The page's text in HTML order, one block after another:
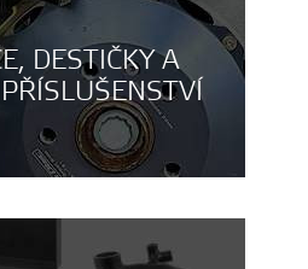
DESTIČKY A